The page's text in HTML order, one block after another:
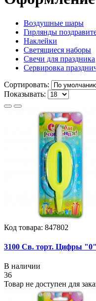
Воздушные шары
Гирлянды
Наклейки
Светящиеся наборы
Свечи для праздника
Сервировка
Сортировать:
Показывать:
Код товара: 847802
3100 Св. торт. Цифры "0"
В наличии
36
Товар не доступен для